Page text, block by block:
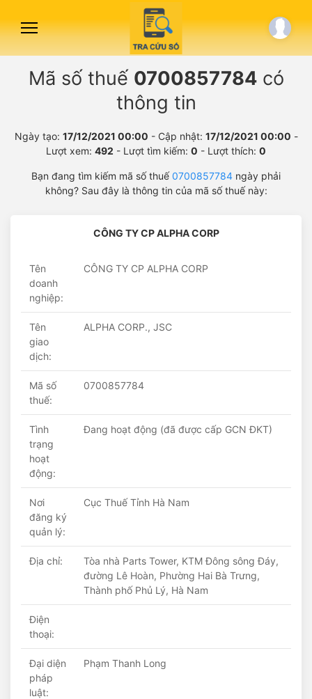
Mã số thuế 0700857784có
thông tin
Ngày tạo: 17/12/2021 00:00 - Cập nhật: 17/12/2021 00:00 -
Lượt xem: 492 - Lượt tìm kiếm: 0 - Lượt thích: 0
Bạn đang tìm kiếm mã số thuế0700857784 ngày phải
không? Sau đây là thông tin của mã số thuế này:
CÔNG TY CP ALPHA CORP
Tên
doanh
nghiệp:
CÔNG TY CP ALPHA CORP
Tên
giao
dịch:
ALPHA CORP., JSC
Mã số
thuế:
0700857784
Tình
trạng
hoạt
động:
Đang hoạt động (đã được cấp GCN ĐKT)
Nơi
đăng ký
quản lý:
Cục Thuế Tỉnh Hà Nam
Địa chỉ:
Tòa nhà Parts Tower, KTM Đông sông Đáy,
đường Lê Hoàn, Phường Hai Bà Trưng,
Thành phố Phủ Lý, Hà Nam
Điện
thoại:
Đại diện
pháp
luật:
Phạm Thanh Long